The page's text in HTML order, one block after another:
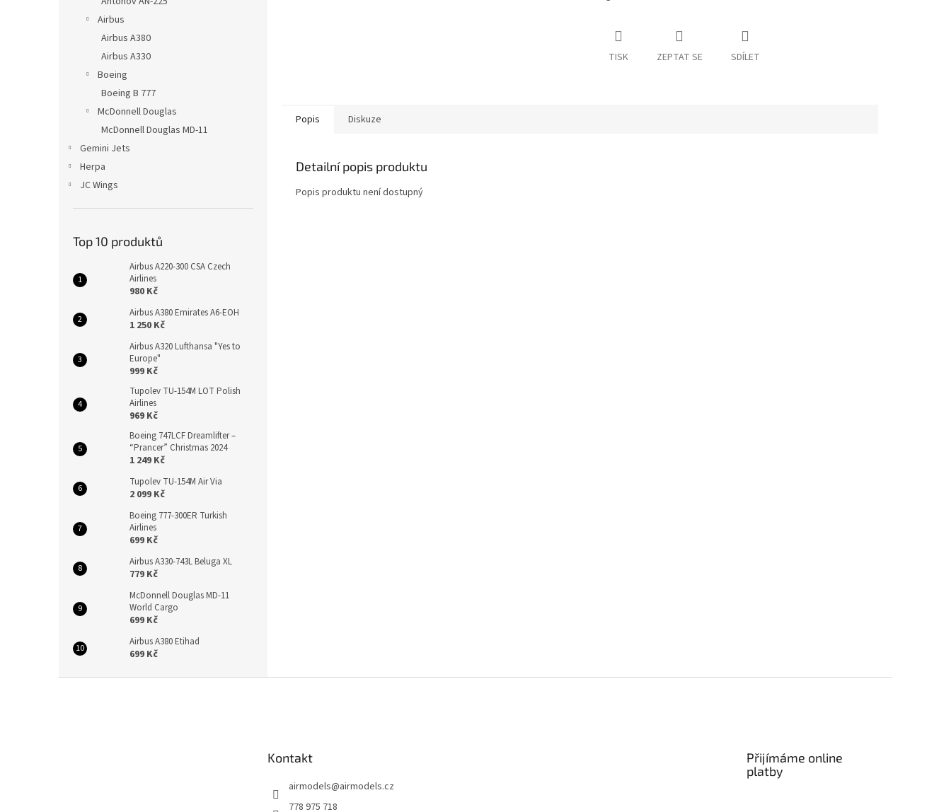
Airbus
Airbus A380
Airbus A330
Boeing
Boeing B 777
McDonnell Douglas
McDonnell Douglas MD-11
Gemini Jets
Herpa
JC Wings
Top 10 produktů
Airbus A220-300 CSA Czech
Airlines
980 Kč
Airbus A380 Emirates A6-EOH
1 250 Kč
Airbus A320 Lufthansa "Yes to
Europe"
999 Kč
Tupolev TU-154M LOT Polish
Airlines
969 Kč
Boeing 747LCF Dreamlifter –
“Prancer” Christmas 2024
1 249 Kč
Tupolev TU-154M Air Via
2 099 Kč
Boeing 777-300ER Turkish
Airlines
699 Kč
Airbus A330-743L Beluga XL
779 Kč
McDonnell Douglas MD-11
World Cargo
699 Kč
Airbus A380 Etihad
699 Kč
TISK ZEPTAT SE SDÍLET
Popis Diskuze
Detailní popis produktu
Popis produktu není dostupný
Kontakt
airmodels@airmodels.cz
778 975 718
Přijímáme online
platby